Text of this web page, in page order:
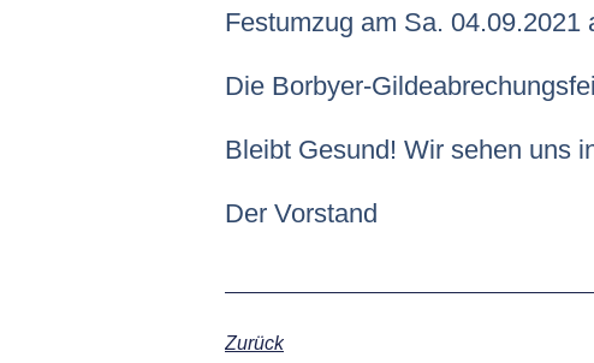
Festumzug am Sa. 04.09.2021
Die Borbyer-
Bleibt Gesund! Wir sehen uns
Der Vorstand
Zurück